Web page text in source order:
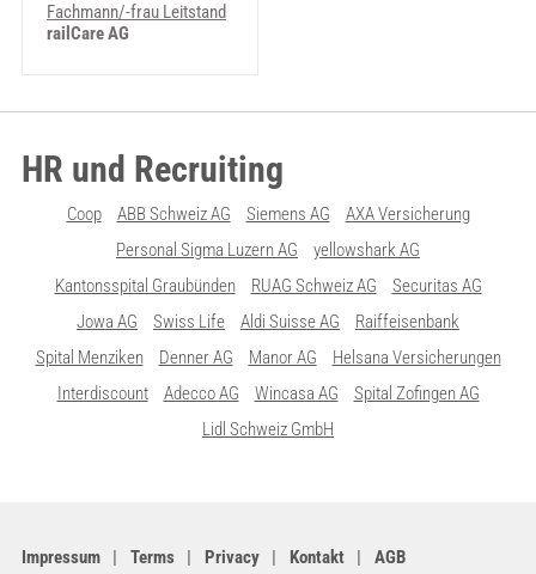
Fachmann/-frau Leitstand
railCare AG
HR und Recruiting
Coop ABB Schweiz AG Siemens AG
AXA Versicherung
Personal Sigma Luzern AG
yellowshark AG
Kantonsspital Graubünden
RUAG Schweiz AG
Securitas AG
Jowa AG
Swiss Life Aldi Suisse AG
Raiffeisenbank
Spital Menziken
Denner AG Manor AG
Helsana Versicherungen
Interdiscount
Adecco AG Wincasa AG
Spital Zofingen AG
Lidl Schweiz GmbH
Impressum Terms Privacy Kontakt AGB